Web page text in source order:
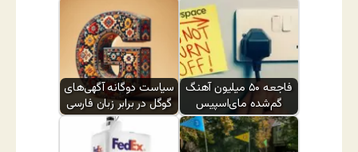
سیاست دوگانه آگهی‌های
گوگل در برابر زبان فارسی
فاجعه ۵۰ میلیون آهنگ
گم‌شده مای‌اسپیس